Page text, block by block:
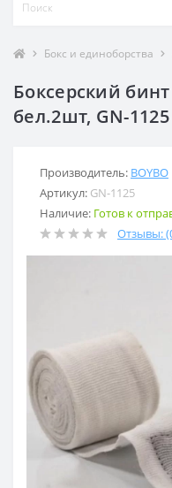
Бокс и единоборства
Боксерский
бел.2шт, GN-1125
Производитель: BOYBO
Артикул: GN-1125
Наличие: Готов к
Отзывы: